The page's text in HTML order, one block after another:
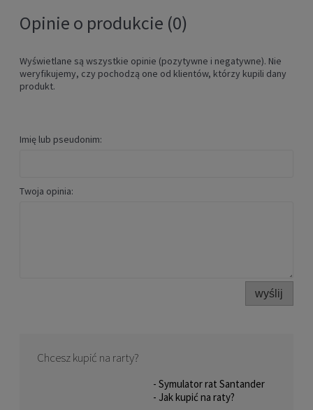
Opinie o produkcie (0)
Wyświetlane są wszystkie opinie (pozytywne i negatywne). Nie
weryfikujemy, czy pochodzą one od klientów, którzy kupili dany
produkt.
Imię lub pseudonim:
Twoja opinia:
wyślij
Chcesz kupić na rarty?
- Symulator rat Santander
- Jak kupić na raty?